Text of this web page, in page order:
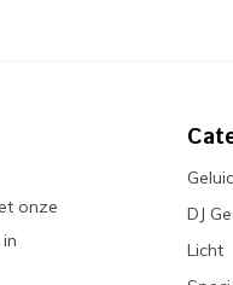
onze
DJ
Licht